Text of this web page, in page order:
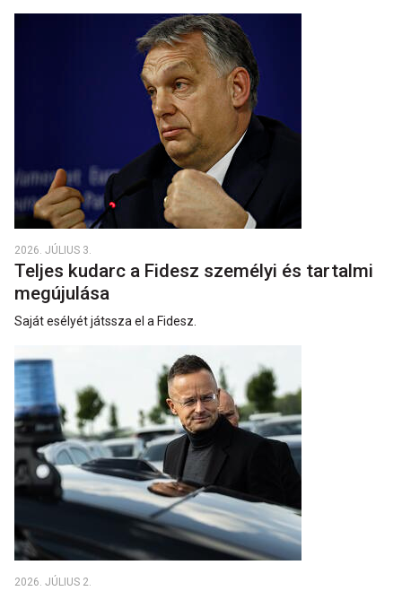
2026. JÚLIUS 3.
Teljes kudarc a Fidesz személyi és tartalmi
megújulása
Saját esélyét játssza el a Fidesz.
2026. JÚLIUS 2.